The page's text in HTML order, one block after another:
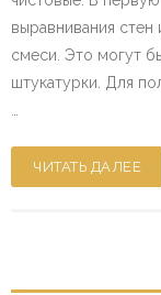
выравнивания
смеси. Это могут
штукатурки. Для
…
ЧИТАТЬ ДАЛЕЕ